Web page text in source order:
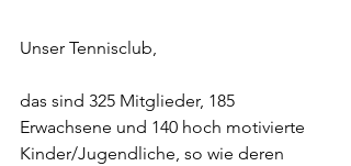
Unser Tennisclub,
das sind 325 Mitglieder, 185
Erwachsene und 140 hoch motivierte
Kinder/Jugendliche, so wie deren